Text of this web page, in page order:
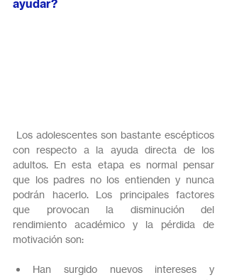
ayudar?
con respecto a la ayuda directa de los
adultos. En esta etapa es normal pensar
que los padres no los entienden y nunca
podrán hacerlo. Los principales factores
que provocan la disminución del
rendimiento académico y la pérdida de
motivación son:
Han surgido nuevos intereses y